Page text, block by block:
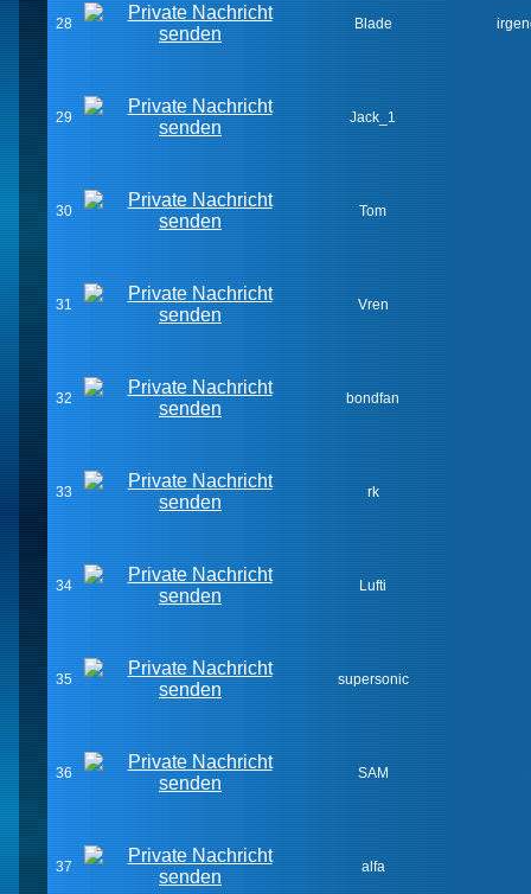
28 Blade
29 Jack_1
30 Tom
31 Vren
32 bondfan
33 rk
34 Lufti
35 supersonic
36 SAM
37 alfa